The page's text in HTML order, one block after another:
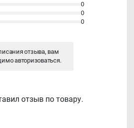
отзыв по товару.
0
0
0
отзыва, вам
авторизоваться.